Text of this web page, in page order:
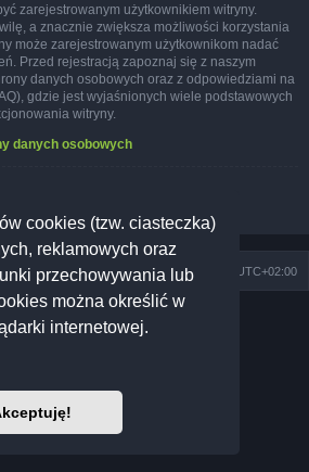
cookies (tzw. ciasteczka)
reklamowych oraz
przechowywania lub
można określić w
internetowej.
zarejestrowanym użytkownikiem witryny.
a znacznie zwiększa możliwości korzystania
może zarejestrowanym użytkownikom nadać
Przed rejestracją zapoznaj się z naszym
danych osobowych oraz z odpowiedziami na
gdzie jest wyjaśnionych wiele podstawowych
witryny.
danych osobowych
Strefa czasowa UTC+02:00
phpBB ® Forum Software © phpBB Limited
Edition byPremium phpBB Styles
językowy dostarcza
prywatności